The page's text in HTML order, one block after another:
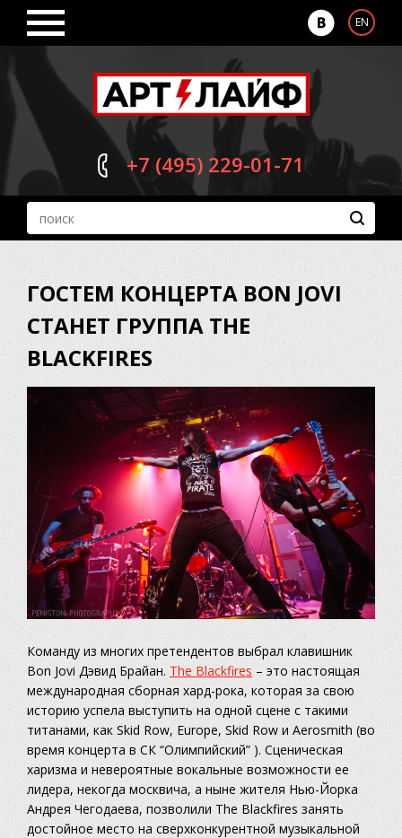
EN
+7 (495) 229-01-71
ГОСТЕМ КОНЦЕРТА BON JOVI
СТАНЕТ ГРУППА THE
BLACKFIRES
Команду из многих претендентов выбрал клавишник
Bon Jovi Дэвид Брайан. The Blackfires – это настоящая
международная сборная хард-рока, которая за свою
историю успела выступить на одной сцене с такими
титанами, как Skid Row, Europe, Skid Row и Aerosmith (во
время концерта в СК “Олимпийский” ). Сценическая
харизма и невероятные вокальные возможности ее
лидера, некогда москвича, а ныне жителя Нью-Йорка
Андрея Чегодаева, позволили The Blackfires занять
достойное место на сверхконкурентной музыкальной